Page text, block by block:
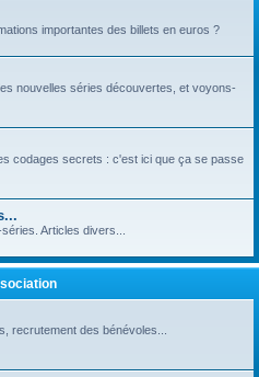
importantes des billets en euros ?
nouvelles séries découvertes, et voyons-
codages secrets : c'est ici que ça se passe
Articles divers...
recrutement des bénévoles...